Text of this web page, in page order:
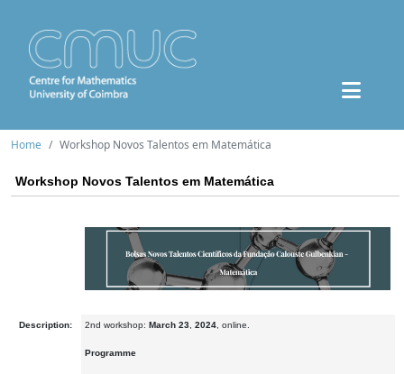
Home Workshop Novos Talentos em Matemática
Workshop Novos Talentos em Matemática
Description: 2nd workshop: March 23 2024 , online.
Programme